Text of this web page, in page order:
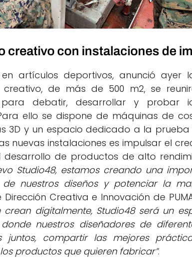
creativo con instalaciones de
en artículos deportivos, anunció
creativo, de más de 500 m2, se
para debatir, desarrollar y probar
ello se dispone de máquinas de
3D y un espacio dedicado a la
nuevas instalaciones es impulsar el
de productos de alto
Studio48, estamos creando una
nuestros diseños y potenciar la
Dirección Creativa e Innovación de
digitalmente, Studio48 será un
nuestros diseñadores de
juntos, compartir las mejores
productos que quieren fabricar”.